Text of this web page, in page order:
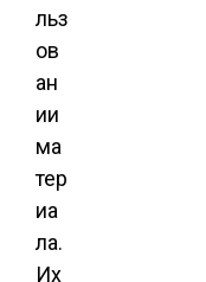
льз
ов
ан
ии
ма
тер
иа
ла.
Их